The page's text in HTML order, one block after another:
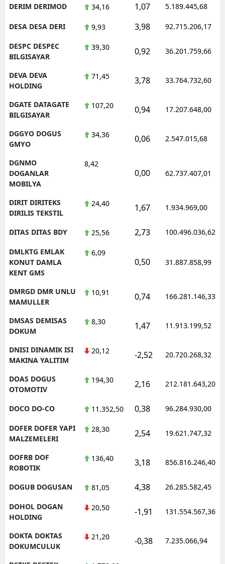
DERIM DERIMOD 34,16 1,07 5.189.445,68
DESA DESA DERI 9,93 3,98 92.715.206,17
DESPC DESPEC
BILGISAYAR
39,30 0,92 36.201.759,66
DEVA DEVA
HOLDING
71,45 3,78 33.764.732,60
DGATE DATAGATE
BILGISAYAR
107,20 0,94 17.207.648,00
DGGYO DOGUS
GMYO
34,36 0,06 2.547.015,68
DGNMO
DOGANLAR
MOBILYA
8,42
0,00 62.737.407,01
DIRIT DIRITEKS
DIRILIS TEKSTIL
24,40 1,67 1.934.969,00
DITAS DITAS BDY 25,56 2,73 100.496.036,62
DMLKTG EMLAK
KONUT DAMLA
KENT GMS
6,09
0,50 31.887.858,99
DMRGD DMR UNLU
MAMULLER
10,91 0,74 166.281.146,33
DMSAS DEMISAS
DOKUM
8,30 1,47 11.913.199,52
DNISI DINAMIK ISI
MAKINA YALITIM
20,12 -2,52 20.720.268,32
DOAS DOGUS
OTOMOTIV
194,30 2,16 212.181.643,20
DOCO DO-CO 11.352,50 0,38 96.284.930,00
DOFER DOFER YAPI
MALZEMELERI
28,30 2,54 19.621.747,32
DOFRB DOF
ROBOTIK
136,40 3,18 856.816.246,40
DOGUB DOGUSAN 81,05 4,38 26.285.582,45
DOHOL DOGAN
HOLDING
20,50 -1,91 131.554.567,36
DOKTA DOKTAS
DOKUMCULUK
21,20 -0,38 7.235.066,94